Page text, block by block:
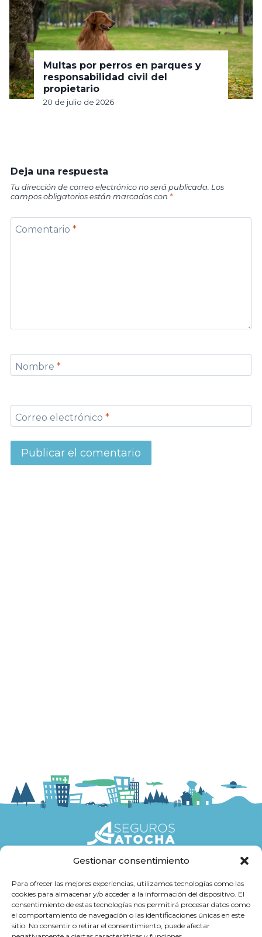
Gestionar consentimiento
Para ofrecer las mejores experiencias, utilizamos tecnologías como las
cookies para almacenar y/o acceder a la información del dispositivo. El
consentimiento de estas tecnologías nos permitirá procesar datos como
el comportamiento de navegación o las identificaciones únicas en este
sitio. No consentir o retirar el consentimiento, puede afectar
Multas por perros en parques y
responsabilidad civil del
propietario
20 de julio de 2026
Deja una respuesta
Tu dirección de correo electrónico no será publicada. Los
campos obligatorios están marcados con *
Comentario *
Nombre *
Correo electrónico *
Atención al cliente
Trabaja con Nosotros